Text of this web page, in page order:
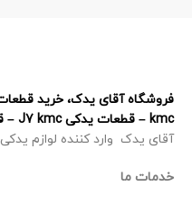
kmc – قطعات یدکی J7 kmc – قطعات یدکی X5 kmc
آقای یدک وارد کننده لوازم یدکی KMC .
خدمات ما